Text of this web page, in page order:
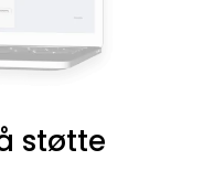
støtte